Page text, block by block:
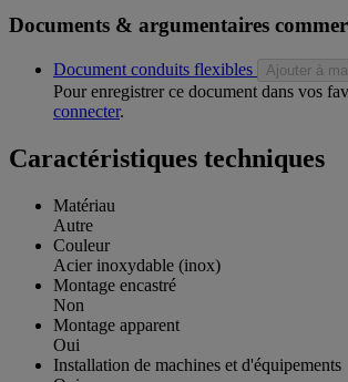
Documents & argumentaires
Document conduits flexibles Ajouter à
Pour enregistrer ce document dans vos
connecter.
Caractéristiques techniques
Matériau
Autre
Couleur
Acier inoxydable (inox)
Montage encastré
Non
Montage apparent
Oui
Installation de machines et d'équipements